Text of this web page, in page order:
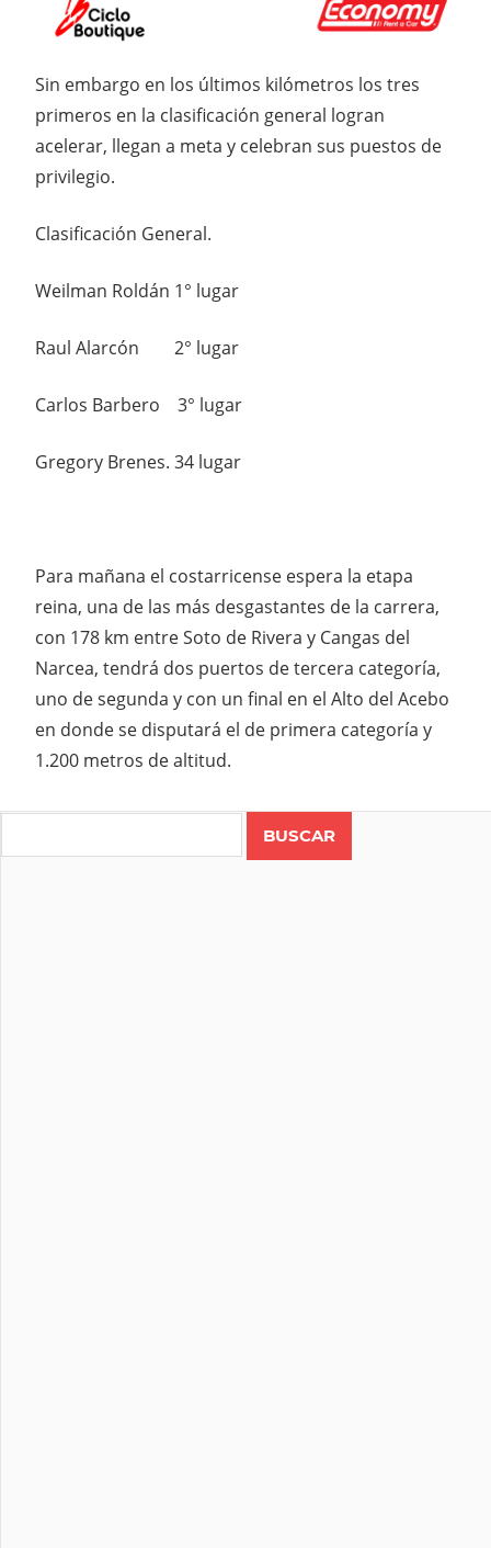
Sin embargo en los últimos kilómetros los tres
primeros en la clasificación general logran
acelerar, llegan a meta y celebran sus puestos de
privilegio.
Clasificación General.
Weilman Roldán 1° lugar
Raul Alarcón 2° lugar
Carlos Barbero 3° lugar
Gregory Brenes. 34 lugar
Para mañana el costarricense espera la etapa
reina, una de las más desgastantes de la carrera,
con 178 km entre Soto de Rivera y Cangas del
Narcea, tendrá dos puertos de tercera categoría,
uno de segunda y con un final en el Alto del Acebo
en donde se disputará el de primera categoría y
1.200 metros de altitud.